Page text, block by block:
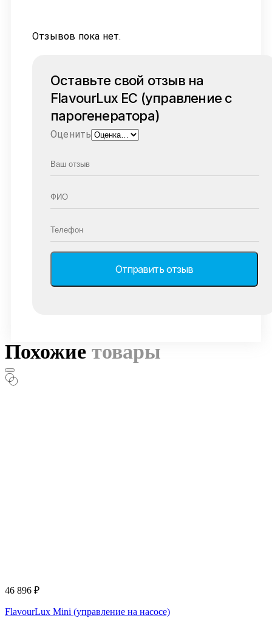
Отзывов пока нет.
Оставьте свой отзыв на
FlavourLux EC (управление с
парогенератора)
Оценить
Похожие товары
46 896 ₽
FlavourLux Mini (управление на насосе)